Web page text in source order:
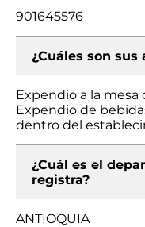
901645576
¿Cuáles son
Expendio a la mesa
Expendio de
dentro del
¿Cuál es el
registra?
ANTIOQUIA